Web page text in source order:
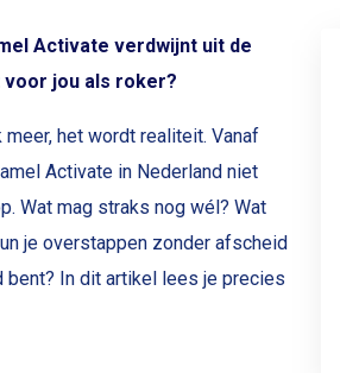
Activate verdwijnt uit de
jou als roker?
het wordt realiteit. Vanaf
Activate in Nederland niet
Wat mag straks nog wél? Wat
je overstappen zonder afscheid
In dit artikel lees je precies